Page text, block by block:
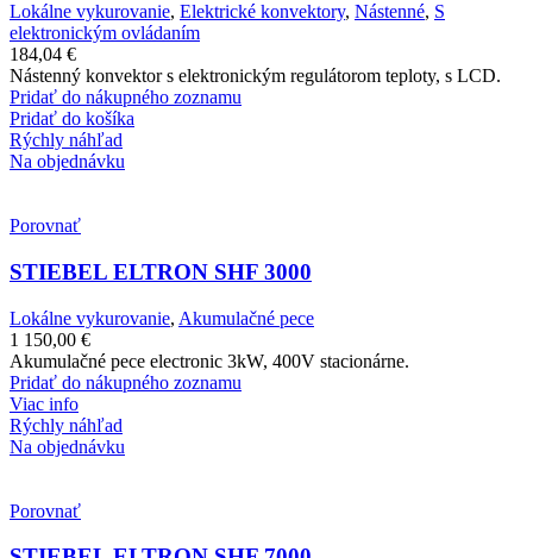
Lokálne vykurovanie, Elektrické konvektory, Nástenné, S
elektronickým ovládaním
184,04 €
Nástenný konvektor s elektronickým regulátorom teploty, s LCD.
Pridať do nákupného zoznamu
Pridať do košíka
Rýchly náhľad
Na objednávku
Porovnať
STIEBEL ELTRON SHF 3000
Lokálne vykurovanie, Akumulačné pece
1 150,00 €
Akumulačné pece electronic 3kW, 400V stacionárne.
Pridať do nákupného zoznamu
Viac info
Rýchly náhľad
Na objednávku
Porovnať